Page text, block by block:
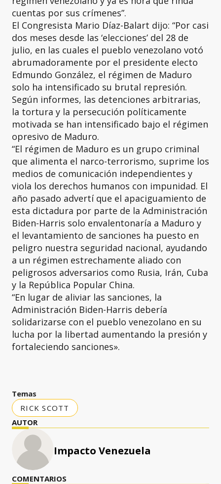
cuentas por sus crímenes”.
El Congresista Mario Díaz-Balart dijo: “Por casi
dos meses desde las ‘elecciones’ del 28 de
julio, en las cuales el pueblo venezolano votó
abrumadoramente por el presidente electo
Edmundo González, el régimen de Maduro
solo ha intensificado su brutal represión.
Según informes, las detenciones arbitrarias,
la tortura y la persecución políticamente
motivada se han intensificado bajo el régimen
opresivo de Maduro.
“El régimen de Maduro es un grupo criminal
que alimenta el narco-terrorismo, suprime los
medios de comunicación independientes y
viola los derechos humanos con impunidad. El
año pasado advertí que el apaciguamiento de
esta dictadura por parte de la Administración
Biden-Harris solo envalentonaría a Maduro y
el levantamiento de sanciones ha puesto en
peligro nuestra seguridad nacional, ayudando
a un régimen estrechamente aliado con
peligrosos adversarios como Rusia, Irán, Cuba
y la República Popular China.
“En lugar de aliviar las sanciones, la
Administración Biden-Harris debería
solidarizarse con el pueblo venezolano en su
lucha por la libertad aumentando la presión y
fortaleciendo sanciones».
Temas
RICK SCOTT
AUTOR
Impacto Venezuela
COMENTARIOS